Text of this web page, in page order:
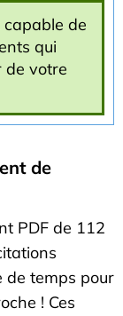
capable de
qui
de votre
de
PDF de 112
de temps pour
! Ces